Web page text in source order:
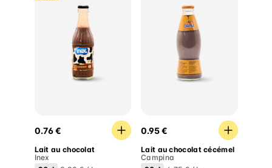
0.76 €
Lait au chocolat
Inex
Lait au chocolat cécémel
0.95 €
Lait au chocolat cécémel
Campina